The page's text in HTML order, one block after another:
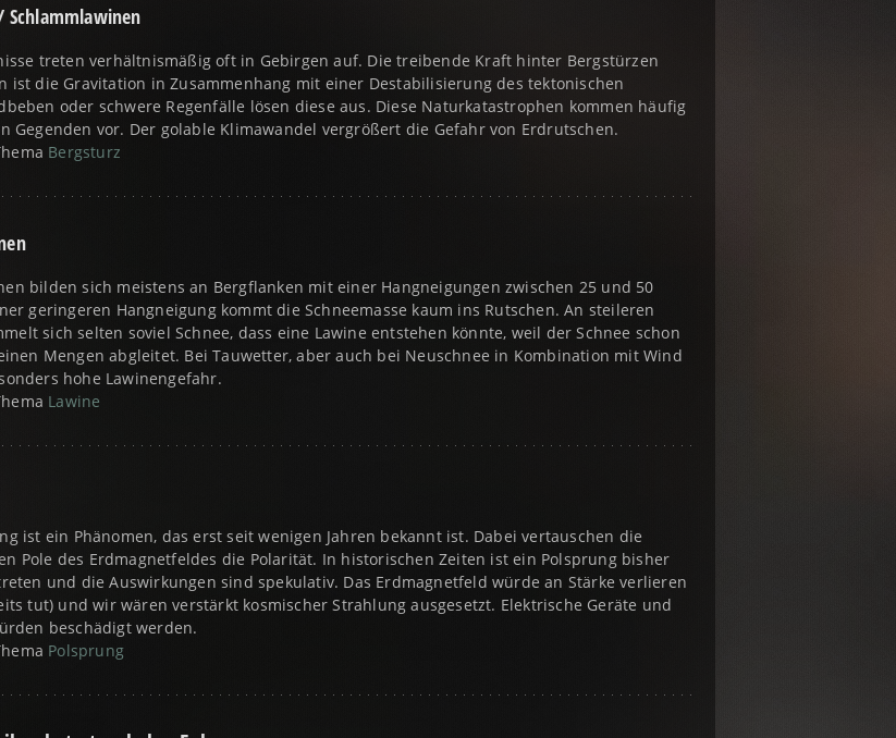
Schlammlawinen
treten verhältnismäßig oft in Gebirgen auf. Die treibende Kraft hinter Bergstürzen
ist die Gravitation in Zusammenhang mit einer Destabilisierung des tektonischen
oder schwere Regenfälle lösen diese aus. Diese Naturkatastrophen kommen häufig
Gegenden vor. Der golable Klimawandel vergrößert die Gefahr von Erdrutschen.
Bergsturz
bilden sich meistens an Bergflanken mit einer Hangneigungen zwischen 25 und 50
geringeren Hangneigung kommt die Schneemasse kaum ins Rutschen. An steileren
sich selten soviel Schnee, dass eine Lawine entstehen könnte, weil der Schnee schon
Mengen abgleitet. Bei Tauwetter, aber auch bei Neuschnee in Kombination mit Wind
hohe Lawinengefahr.
Lawine
ist ein Phänomen, das erst seit wenigen Jahren bekannt ist. Dabei vertauschen die
Pole des Erdmagnetfeldes die Polarität. In historischen Zeiten ist ein Polsprung bisher
und die Auswirkungen sind spekulativ. Das Erdmagnetfeld würde an Stärke verlieren
tut) und wir wären verstärkt kosmischer Strahlung ausgesetzt. Elektrische Geräte und
beschädigt werden.
Polsprung